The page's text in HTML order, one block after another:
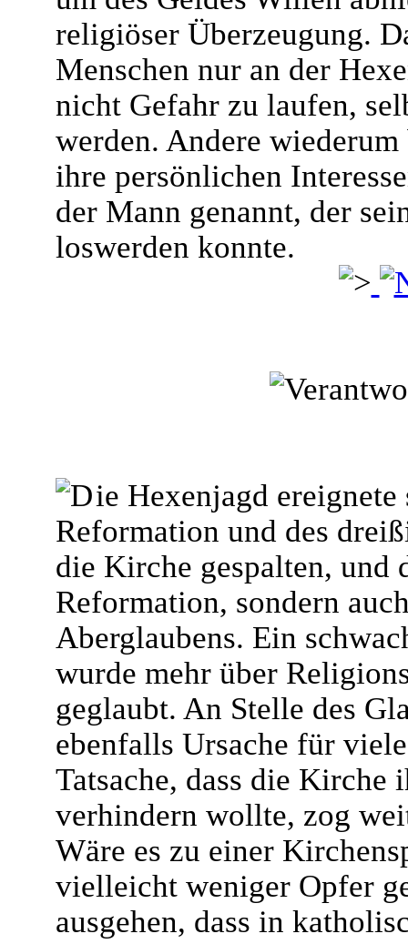
religiöser Überzeugung.
Menschen nur an der
nicht Gefahr zu laufen,
werden. Andere
ihre persönlichen
der Mann genannt, der
loswerden konnte.
ie Hexenjagd
Reformation und des
die Kirche gespalten, und
Reformation, sondern
Aberglaubens. Ein
wurde mehr über
geglaubt. An Stelle des
ebenfalls Ursache für
Tatsache, dass die
verhindern wollte, zog
Wäre es zu einer
vielleicht weniger Opfer
ausgehen, dass in